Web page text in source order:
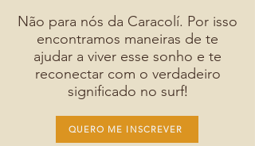
Não para nós da Caracolí. Por isso
encontramos maneiras de te
ajudar a viver esse sonho e te
reconectar com o verdadeiro
significado no surf!
QUERO ME INSCREVER